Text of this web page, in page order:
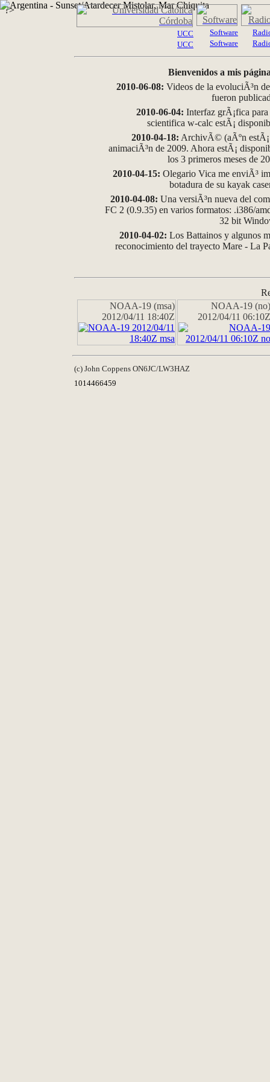
?>
UCC
UCC
Software
Software
Bienvenidos a mis
2010-06-08: Videos de la evoluciÃ³n
fueron
2010-06-04: Interfaz grÃ¡fica
scientifica w-calc estÃ¡
2010-04-18: ArchivÃ© (aÃºn
animaciÃ³n de 2009. Ahora estÃ¡
los 3 primeros meses de
2010-04-15: Olegario Vica me enviÃ³
botadura de su kayak
2010-04-08: Una versiÃ³n nueva del
FC 2 (0.9.35) en varios formatos: .i386/
32 bit
2010-04-02: Los Battainos y algunos
reconocimiento del trayecto Mare - La
NOAA-19 (msa)
2012/04/11 18:40Z
NOAA-19 (no)
2012/04/11 06:10Z
(c) John Coppens ON6JC/LW3HAZ
1014466459